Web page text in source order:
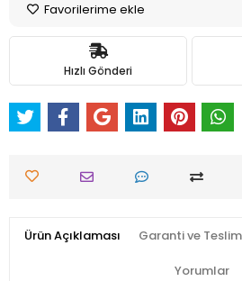
Favorilerime ekle
Hızlı Gönderi
Ürün Açıklaması Garanti ve
Yorumlar